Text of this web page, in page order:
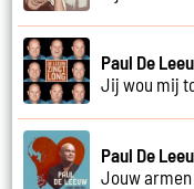
Paul De
Jij wou mij
Paul De
Jouw armen